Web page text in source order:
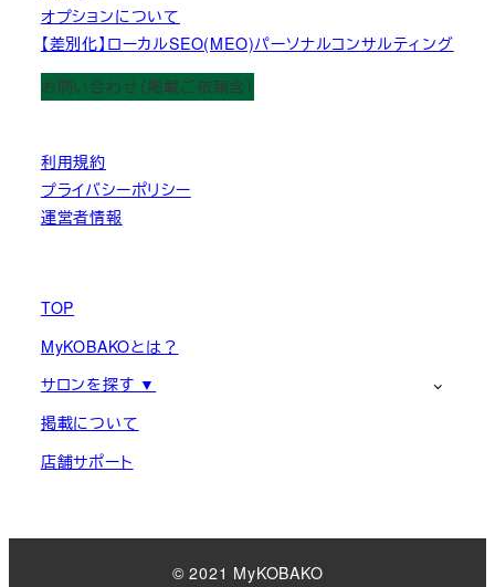
オプションについて
【差別化】ローカルSEO(MEO)パーソナルコンサルティング
お問い合わせ（掲載ご依頼含）
利用規約
プライバシーポリシー
運営者情報
TOP
MyKOBAKOとは？
サロンを探す ▼
掲載について
店舗サポート
© 2021 MyKOBAKO